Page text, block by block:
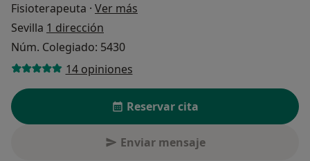
Fisioterapeuta · Ver más
Sevilla 1 dirección
Núm. Colegiado: 5430
14 opiniones
Reservar cita
Enviar mensaje